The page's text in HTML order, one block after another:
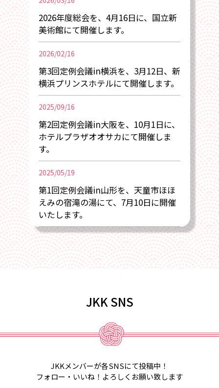
2026年度総会を、4月16日に、国立新
美術館にて開催します。
2026/02/16
第3回定例会議in横浜を、3月12日、新
横浜プリンスホテルにて開催します。
2025/09/16
第2回定例会議in大阪を、10月1日に、
ホテルプラザオオサカにて開催しま
す。
2025/05/19
第1回定例会議in山形を、天童市ほほ
えみの宿滝の湯にて、7月10日に開催
いたします。
2025/02/22
4月17日、2025年総会を全国旅館会館
にて開催します
2月18日、第6回定例会議in福岡が開催
2月5日、2月6日、東京ビッグサイト
にて宿フェス開催。参加します。
JKK SNS
JKKメンバーが各SNSにて投稿中！
フォロー・いいね！よろしくお願い致します